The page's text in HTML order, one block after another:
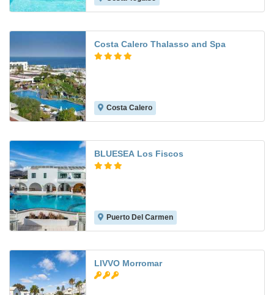
Costa Calero Thalasso and Spa
Costa Calero
BLUESEA Los Fiscos
Puerto Del Carmen
LIVVO Morromar